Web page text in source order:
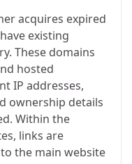
acquires expired
existing
These domains
hosted
IP addresses,
ownership details
Within the
links are
the main website